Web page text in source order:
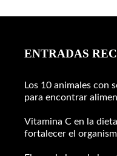
ENTRADAS
Los 10 animales con
para encontrar
Vitamina C en la
fortalecer el